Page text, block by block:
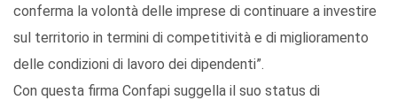
conferma la volontà delle imprese di continuare a investire
sul territorio in termini di competitività e di miglioramento
delle condizioni di lavoro dei dipendenti”.
Con questa firma Confapi suggella il suo status di